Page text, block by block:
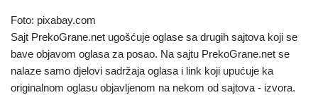
Foto: pixabay.com
Sajt PrekoGrane.net ugošćuje oglase sa drugih sajtova koji se
bave objavom oglasa za posao. Na sajtu PrekoGrane.net se
nalaze samo djelovi sadržaja oglasa i link koji upućuje ka
originalnom oglasu objavljenom na nekom od sajtova - izvora.